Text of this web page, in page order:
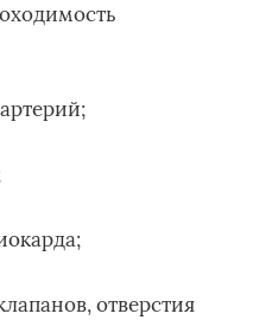
отверстия